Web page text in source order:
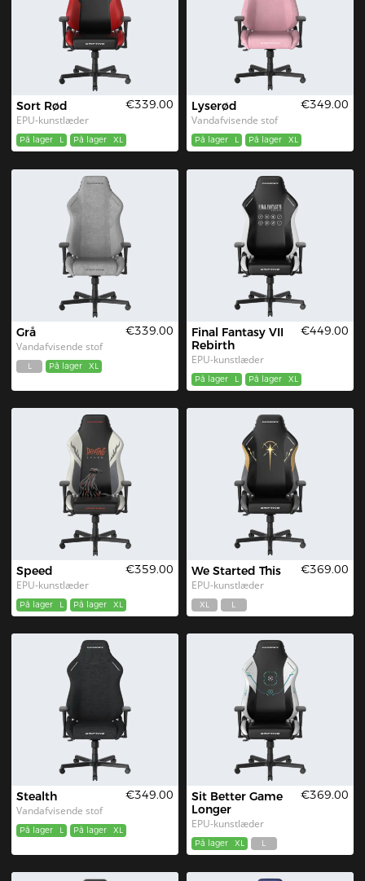
Sort Rød
EPU-kunstlæder
€339.00
På lager L På lager XL
Lyserød
Vandafvisende stof
€349.00
På lager L På lager XL
Grå
Vandafvisende stof
€339.00
L På lager XL
Final Fantasy VII
Rebirth
EPU-kunstlæder
€449.00
På lager L På lager XL
Speed
EPU-kunstlæder
€359.00
På lager L På lager XL
We Started This
EPU-kunstlæder
€369.00
XL L
Stealth
Vandafvisende stof
€349.00
På lager L På lager XL
Sit Better Game
Longer
EPU-kunstlæder
€369.00
På lager XL L